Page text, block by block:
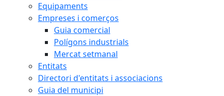
Equipaments
Empreses i comerços
Guia comercial
Polígons industrials
Mercat setmanal
Entitats
Directori d'entitats i associacions
Guia del municipi